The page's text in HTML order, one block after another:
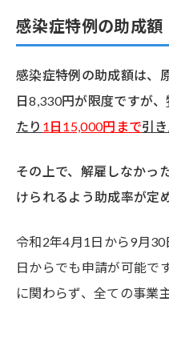
感染症特例の助成
感染症特例の助成額は、
日8,330円が限度ですが、
たり 1日15,000円まで引
その上で、解雇しなかっ
けられるよう助成率が定
令和2年4月1日から9月
日からでも申請が可能で
に関わらず、全ての事業